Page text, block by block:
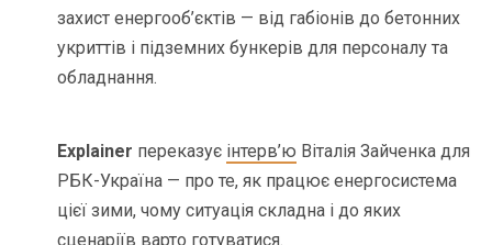
захист енергооб’єктів — від габіонів до бетонних
укриттів і підземних бункерів для персоналу та
обладнання.
Explainer переказує інтерв’ю Віталія Зайченка для
РБК-Україна — про те, як працює енергосистема
цієї зими, чому ситуація складна і до яких
сценаріїв варто готуватися.